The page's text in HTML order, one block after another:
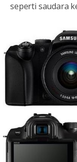
seperti saudara